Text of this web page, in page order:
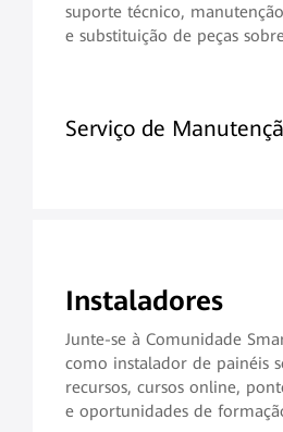
suporte técnico,
e substituição de peças
Serviço de
Instaladores
Junte-se à Comunidade
como instalador de painéis solares. Acede a
recursos, cursos online,
e oportunidades de formação para te